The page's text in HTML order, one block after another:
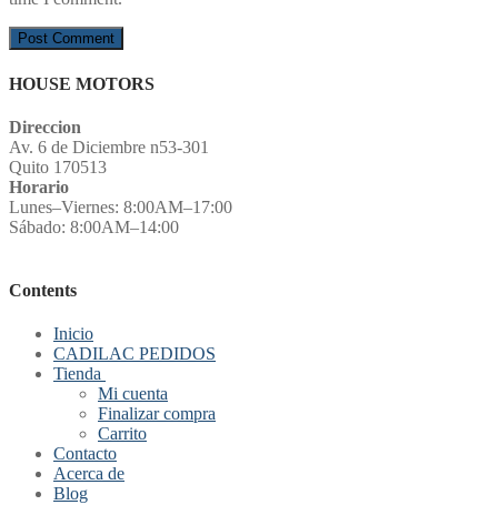
HOUSE MOTORS
Direccion
Av. 6 de Diciembre n53-301
Quito 170513
Horario
Lunes–Viernes: 8:00AM–17:00
Sábado: 8:00AM–14:00
Contents
Inicio
CADILAC PEDIDOS
Tienda
Mi cuenta
Finalizar compra
Carrito
Contacto
Acerca de
Blog